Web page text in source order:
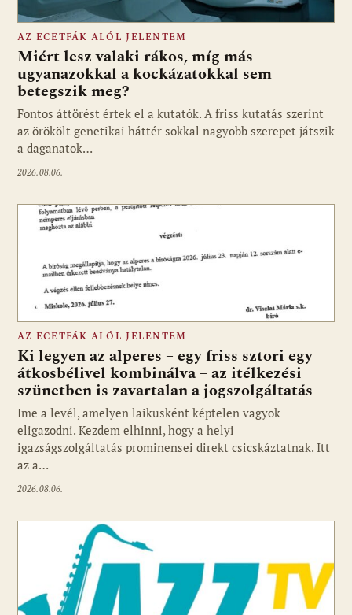
AZ ECETFÁK ALÓL JELENTEM
Miért lesz valaki rákos, míg más
ugyanazokkal a kockázatokkal sem
betegszik meg?
Fontos áttörést értek el a kutatók. A friss kutatás szerint
az örökölt genetikai háttér sokkal nagyobb szerepet játszik
a daganatok…
2026.08.06.
AZ ECETFÁK ALÓL JELENTEM
Ki legyen az alperes – egy friss sztori egy
átkosbélivel kombinálva – az itélkezési
szünetben is zavartalan a jogszolgáltatás
Ime a levél, amelyen laikusként képtelen vagyok
eligazodni. Kezdem elhinni, hogy a helyi
igazságszolgáltatás prominensei direkt csicskáztatnak. Itt
az a…
2026.08.06.